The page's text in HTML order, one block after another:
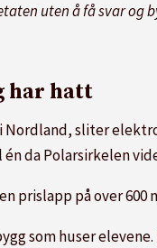
uten å få svar og
har hatt
Nordland, sliter
da Polarsirkelen
prislapp på over 600
som huser